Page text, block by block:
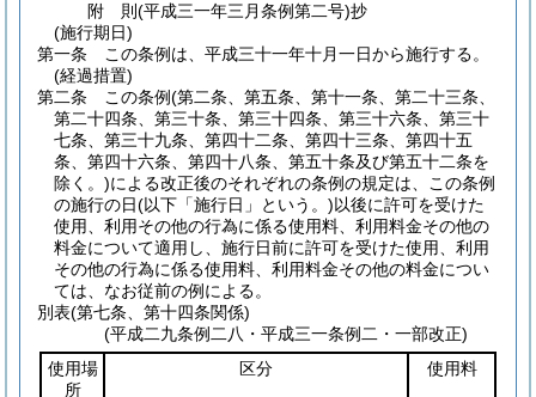
附 則(平成三一年三月条例第二号)抄
(施行期日)
第一条
この条例は、平成三十一年十月一日から施行する。
(経過措置)
第二条
この条例(第二条、第五条、第十一条、第二十三条、
第二十四条、第三十条、第三十四条、第三十六条、第三十
七条、第三十九条、第四十二条、第四十三条、第四十五
条、第四十六条、第四十八条、第五十条及び第五十二条を
除く。)による改正後のそれぞれの条例の規定は、この条例
の施行の日(以下「施行日」という。)以後に許可を受けた
使用、利用その他の行為に係る使用料、利用料金その他の
料金について適用し、施行日前に許可を受けた使用、利用
その他の行為に係る使用料、利用料金その他の料金につい
ては、なお従前の例による。
別表(第七条、第十四条関係)
(平成二九条例二八・平成三一条例二・一部改正)
使用場
所
区分 使用料